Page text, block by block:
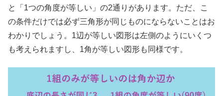
と「1つの角度が等しい」の2通りがあります。ただ、こ
の条件だけでは必ず三角形が同じものにならないことはお
わかりでしょう。1辺が等しい図形は左側のようにいくつ
も考えられますし、1角が等しい図形も同様です。